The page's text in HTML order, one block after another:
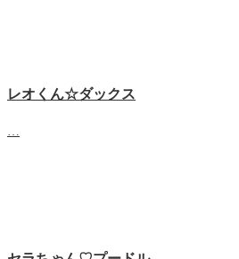
レオくん☆ダックス